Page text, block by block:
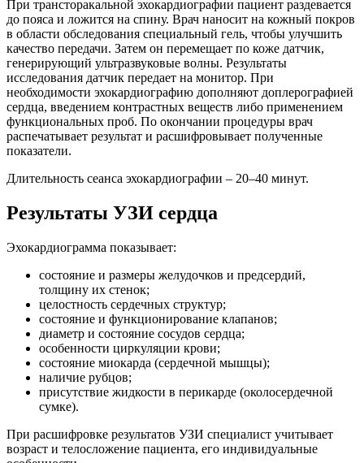
При трансторакальной эхокардиографии пациент раздевается
до пояса и ложится на спину. Врач наносит на кожный покров
в области обследования специальный гель, чтобы улучшить
качество передачи. Затем он перемещает по коже датчик,
генерирующий ультразвуковые волны. Результаты
исследования датчик передает на монитор. При
необходимости эхокардиографию дополняют доплерографией
сердца, введением контрастных веществ либо применением
функциональных проб. По окончании процедуры врач
распечатывает результат и расшифровывает полученные
показатели.
Длительность сеанса эхокардиографии – 20–40 минут.
Результаты УЗИ сердца
Эхокардиограмма показывает:
состояние и размеры желудочков и предсердий,
толщину их стенок;
целостность сердечных структур;
состояние и функционирование клапанов;
диаметр и состояние сосудов сердца;
особенности циркуляции крови;
состояние миокарда (сердечной мышцы);
наличие рубцов;
присутствие жидкости в перикарде (околосердечной
сумке).
При расшифровке результатов УЗИ специалист учитывает
возраст и телосложение пациента, его индивидуальные